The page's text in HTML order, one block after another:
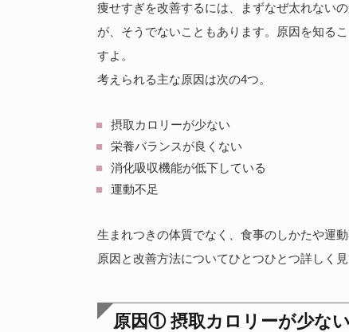
痩せすぎを改善するには、まずなぜ太れない
が、そうでないこともあります。原因を知る
すよ。
考えられる主な原因は次の4つ。
摂取カロリーが少ない
栄養バランスが良くない
消化吸収機能が低下している
運動不足
生まれつきの体質でなく、食事のしかたや運
原因と改善方法についてひとつひとつ詳しく見
原因① 摂取カロリーが少ない